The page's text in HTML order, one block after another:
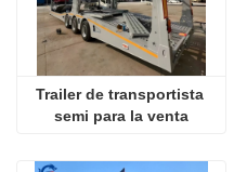
Trailer de transportista
semi para la venta